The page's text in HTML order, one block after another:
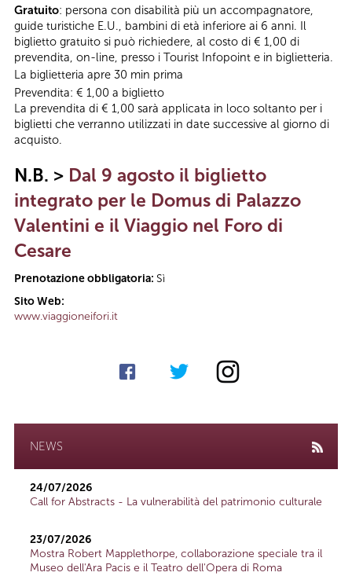
Gratuito: persona con disabilità più un accompagnatore,
guide turistiche E.U., bambini di età inferiore ai 6 anni. Il
biglietto gratuito si può richiedere, al costo di € 1,00 di
prevendita, on-line, presso i Tourist Infopoint e in biglietteria.
La biglietteria apre 30 min prima
Prevendita: € 1,00 a biglietto
La prevendita di € 1,00 sarà applicata in loco soltanto per i
biglietti che verranno utilizzati in date successive al giorno di
acquisto.
N.B. > Dal 9 agosto il biglietto
integrato per le Domus di Palazzo
Valentini e il Viaggio nel Foro di
Cesare
Prenotazione obbligatoria: Sì
Sito Web:
www.viaggioneifori.it
NEWS
24/07/2026
Call for Abstracts - La vulnerabilità del patrimonio culturale
23/07/2026
Mostra Robert Mapplethorpe, collaborazione speciale tra il
Museo dell'Ara Pacis e il Teatro dell'Opera di Roma